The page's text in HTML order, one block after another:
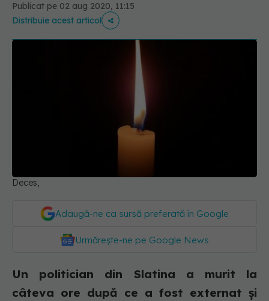
Publicat pe 02 aug 2020, 11:15
Distribuie acest articol
Deces,
Adaugă-ne ca sursă preferată în Google
Urmărește-ne pe Google News
Un politician din Slatina a murit la
câteva ore după ce a fost externat și